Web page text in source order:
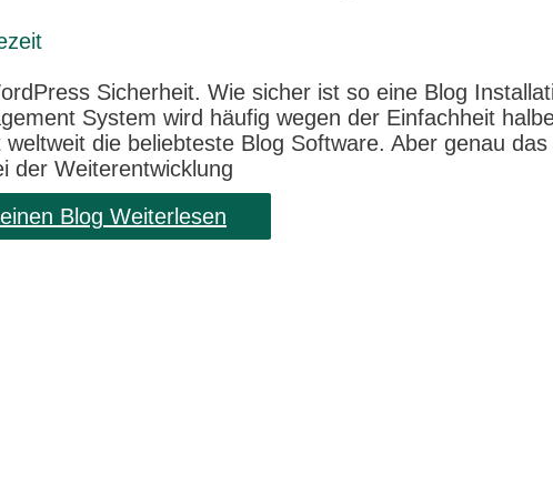
Sicherheit. Wie sicher ist so eine Blog
System wird häufig wegen der Einfachheit
die beliebteste Blog Software. Aber genau das
der Weiterentwicklung
Blog Weiterlesen